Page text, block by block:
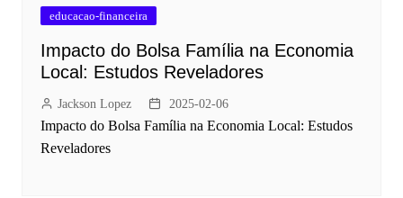
educacao-financeira
Impacto do Bolsa Família na Economia
Local: Estudos Reveladores
Jackson Lopez 2025-02-06
Impacto do Bolsa Família na Economia Local: Estudos
Reveladores